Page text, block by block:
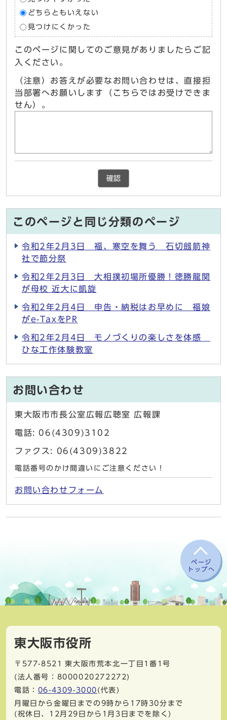
どちらともいえない
見つけにくかった
このページに関してのご意見がありましたらご記
入ください。
（注意）お答えが必要なお問い合わせは、直接担
当部署へお願いします（こちらではお受けできま
せん）。
確認
このページと同じ分類のページ
令和2年2月3日 福、寒空を舞う 石切劔箭神
社で節分祭
令和2年2月3日 大相撲初場所優勝！徳勝龍関
が母校 近大に凱旋
令和2年2月4日 申告・納税はお早めに 福娘
がe-TaxをPR
令和2年2月4日 モノづくりの楽しさを体感
ひな工作体験教室
お問い合わせ
東大阪市市長公室広報広聴室 広報課
電話: 06(4309)3102
ファクス: 06(4309)3822
電話番号のかけ間違いにご注意ください！
お問い合わせフォーム
ページ
トップへ
東大阪市役所
〒577-8521
東大阪市荒本北一丁目1番1号
(法人番号：8000020272272)
電話： 06-4309-3000 (代表)
月曜日から金曜日までの9時から17時30分まで
(祝休日、12月29日から1月3日までを除く)